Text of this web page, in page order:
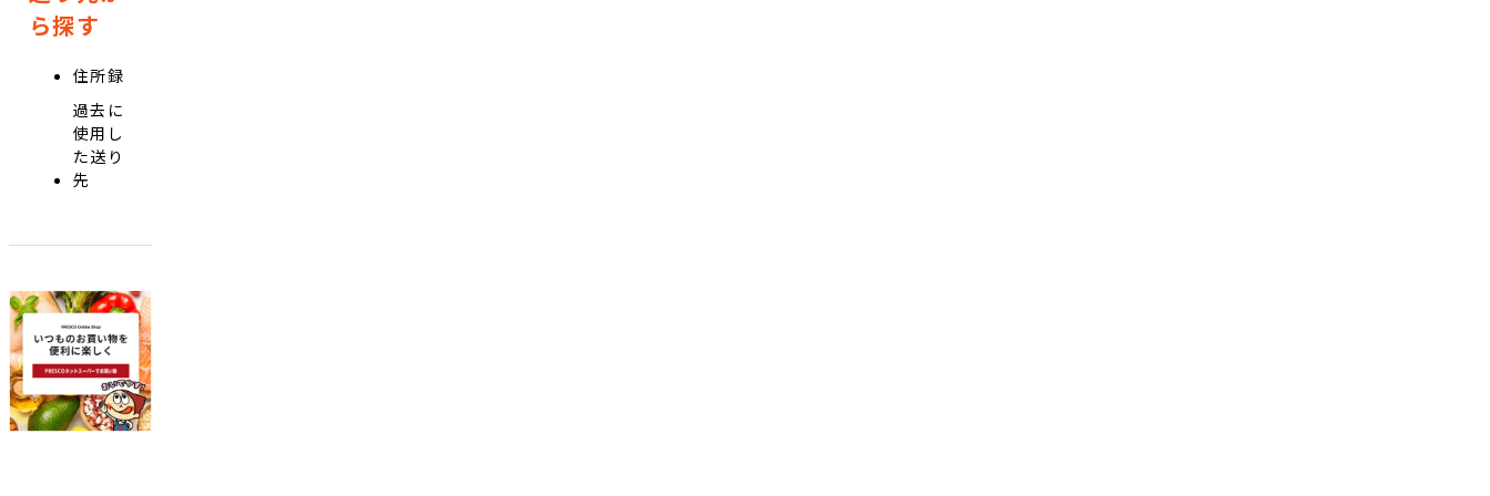
ら探す
住所録
過去に
使用し
た送り
先